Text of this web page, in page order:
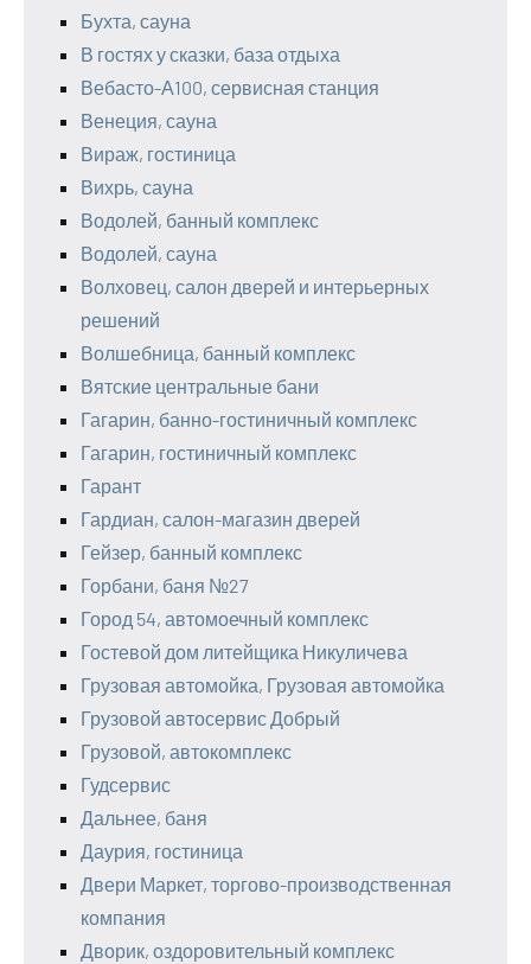
Бухта, сауна
В гостях у сказки, база отдыха
Вебасто-А100, сервисная станция
Венеция, сауна
Вираж, гостиница
Вихрь, сауна
Водолей, банный комплекс
Водолей, сауна
Волховец, салон дверей и интерьерных
решений
Волшебница, банный комплекс
Вятские центральные бани
Гагарин, банно-гостиничный комплекс
Гагарин, гостиничный комплекс
Гарант
Гардиан, салон-магазин дверей
Гейзер, банный комплекс
Горбани, баня №27
Город 54, автомоечный комплекс
Гостевой дом литейщика Никуличева
Грузовая автомойка, Грузовая автомойка
Грузовой автосервис Добрый
Грузовой, автокомплекс
Гудсервис
Дальнее, баня
Даурия, гостиница
Двери Маркет, торгово-производственная
компания
Дворик, оздоровительный комплекс